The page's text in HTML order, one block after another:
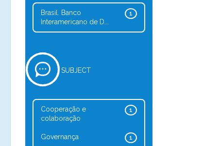
1
Brasil. Banco
Interamericano de D...
SUBJECT
1
Cooperação e
colaboração
1
Governança